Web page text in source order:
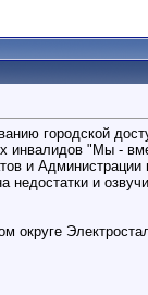
городской
инвалидов "Мы -
и Администрации
недостатки и
округе